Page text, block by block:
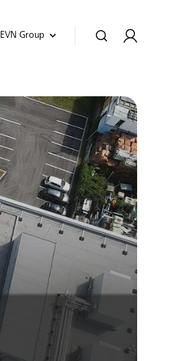
EVN Group